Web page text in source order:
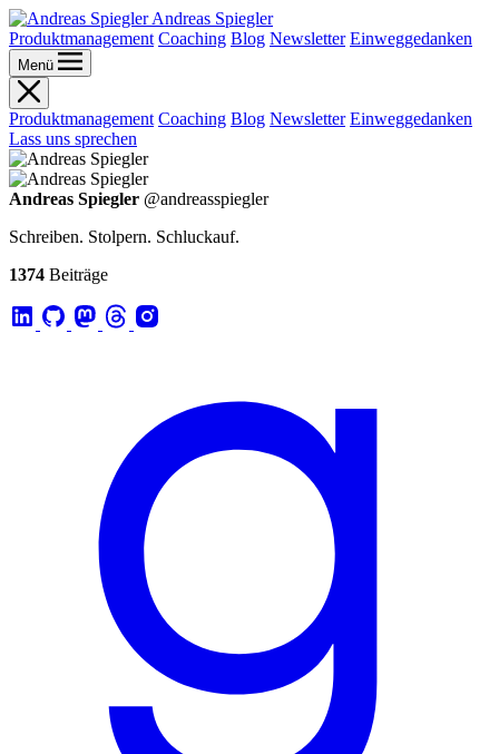
Andreas Spiegler
Produktmanagement Coaching Blog Newsletter Einweggedanken
Menü
Produktmanagement Coaching Blog Newsletter Einweggedanken
Lass uns sprechen
Andreas Spiegler @andreasspiegler
Schreiben. Stolpern. Schluckauf.
1374 Beiträge